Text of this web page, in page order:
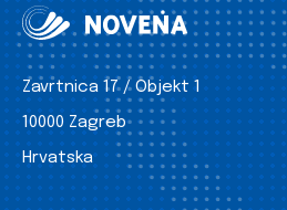
Zavrtnica 17 / Objekt 1
10000 Zagreb
Hrvatska